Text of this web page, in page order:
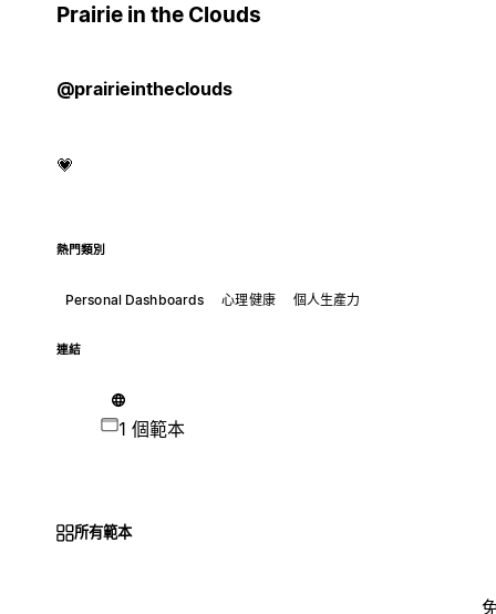
Prairie in the Clouds
@prairieintheclouds
💗
熱門類別
Personal Dashboards 心理健康 個人生產力
連結
1 個範本
所有範本